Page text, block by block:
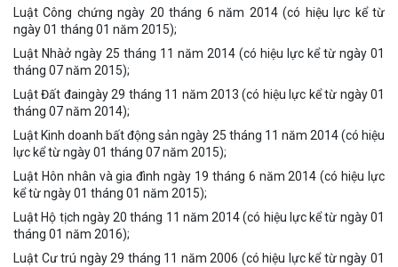
Luật Công chứng ngày 20 tháng 6 năm 2014 (có hiệu lực kể từ
ngày 01 tháng 01 năm 2015);
Luật Nhàở ngày 25 tháng 11 năm 2014 (có hiệu lực kể từ ngày 01
tháng 07 năm 2015);
Luật Đất đaingày 29 tháng 11 năm 2013 (có hiệu lực kể từ ngày 01
tháng 07 năm 2014);
Luật Kinh doanh bất động sản ngày 25 tháng 11 năm 2014 (có hiệu
lực kể từ ngày 01 tháng 07 năm 2015);
Luật Hôn nhân và gia đình ngày 19 tháng 6 năm 2014 (có hiệu lực
kể từ ngày 01 tháng 01 năm 2015);
Luật Hộ tịch ngày 20 tháng 11 năm 2014 (có hiệu lực kể từ ngày 01
tháng 01 năm 2016);
Luật Cư trú ngày 29 tháng 11 năm 2006 (có hiệu lực kể từ ngày 01